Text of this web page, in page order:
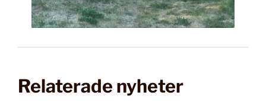
Relaterade nyheter